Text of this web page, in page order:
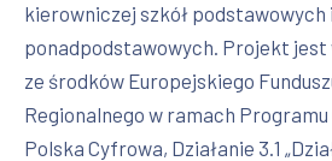
kierowniczej szkół podstawowych i
ponadpodstawowych. Projekt jest
ze środków Europejskiego
Regionalnego w ramach
Polska Cyfrowa, Działanie 3.1